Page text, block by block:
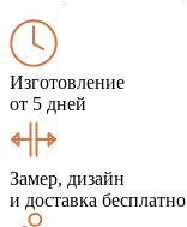
Изготовление
от 5 дней
Замер, дизайн
и доставка бесплатно